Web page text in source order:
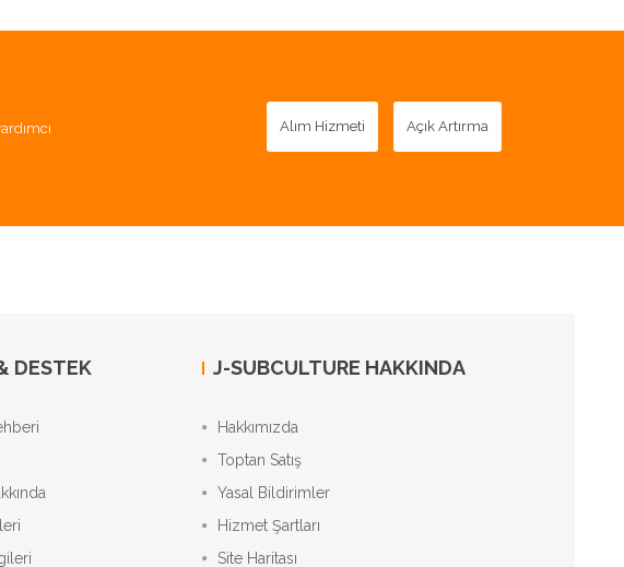
Alım Hizmeti Açık Artırma
DESTEK J-SUBCULTURE HAKKINDA
Hakkımızda
Toptan Satış
Yasal Bildirimler
Hizmet Şartları
Site Haritası